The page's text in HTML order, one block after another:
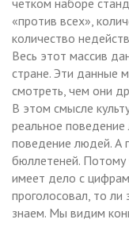
«против всех»,
количество
Весь этот массив
стране. Эти данные
смотреть, чем они
В этом смысле
реальное
поведение людей. А
бюллетеней. Потому
имеет дело с
проголосовал, то
знаем. Мы видим